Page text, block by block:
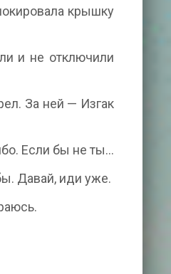
крышку
и не отключили
За ней — Изгак
Если бы не ты…
Давай, иди уже.